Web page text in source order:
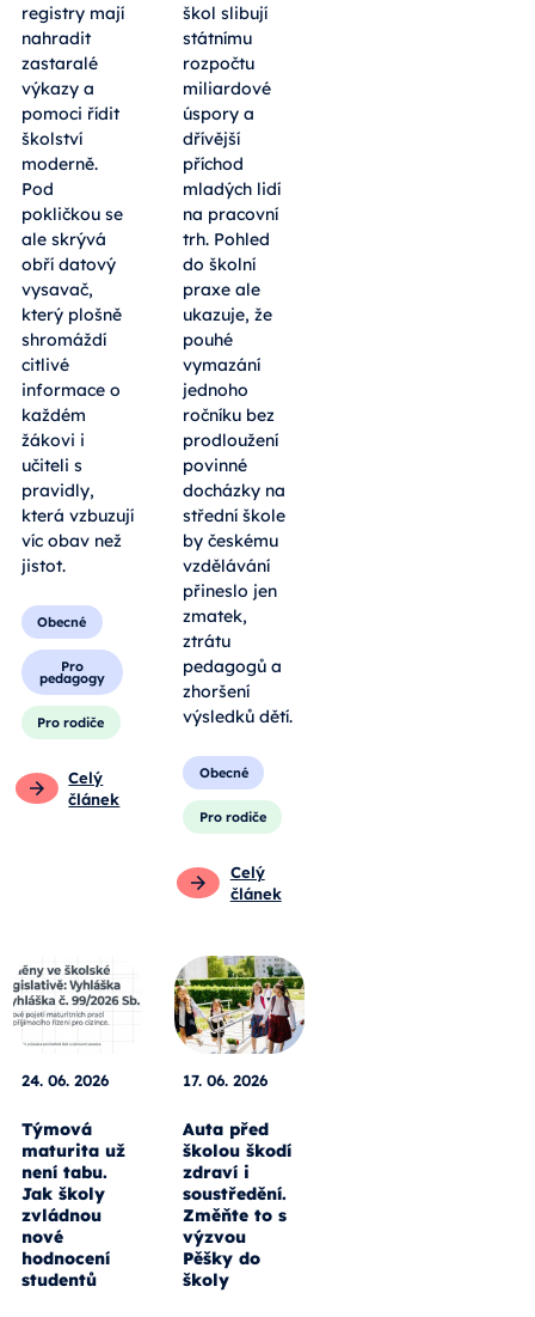
registry mají
nahradit
zastaralé
výkazy a
pomoci řídit
školství
moderně.
Pod
pokličkou se
ale skrývá
obří datový
vysavač,
který plošně
shromáždí
citlivé
informace o
každém
žákovi i
učiteli s
pravidly,
která vzbuzují
víc obav než
jistot.
Obecné
Pro
pedagogy
Pro rodiče
Celý
článek
škol slibují
státnímu
rozpočtu
miliardové
úspory a
dřívější
příchod
mladých lidí
na pracovní
trh. Pohled
do školní
praxe ale
ukazuje, že
pouhé
vymazání
jednoho
ročníku bez
prodloužení
povinné
docházky na
střední škole
by českému
vzdělávání
přineslo jen
zmatek,
ztrátu
pedagogů a
zhoršení
výsledků dětí.
Obecné
Pro rodiče
Celý
článek
24. 06. 2026
Týmová
maturita už
není tabu.
Jak školy
zvládnou
nové
hodnocení
studentů
17. 06. 2026
Auta před
školou škodí
zdraví i
soustředění.
Změňte to s
výzvou
Pěšky do
školy